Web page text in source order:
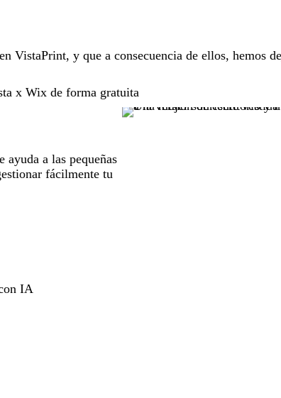
VistaPrint, y que a consecuencia de ellos, hemos
x Wix de forma gratuita
a las pequeñas
fácilmente tu
IA